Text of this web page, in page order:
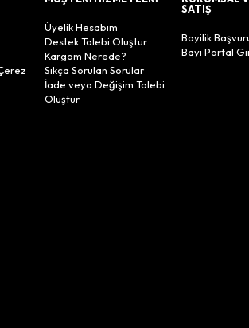
Üyelik Hesabım
Destek Talebi Oluştur
Kargom Nerede?
Sıkça Sorulan Sorular
İade veya Değişim Talebi
Oluştur
SATIŞ
Bayilik
Bayi Portal